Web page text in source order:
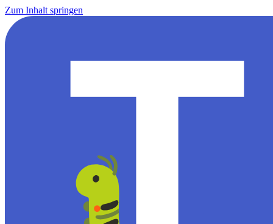
Zum Inhalt springen